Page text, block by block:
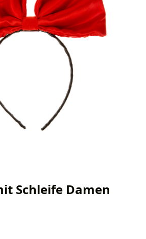
Schleife Damen